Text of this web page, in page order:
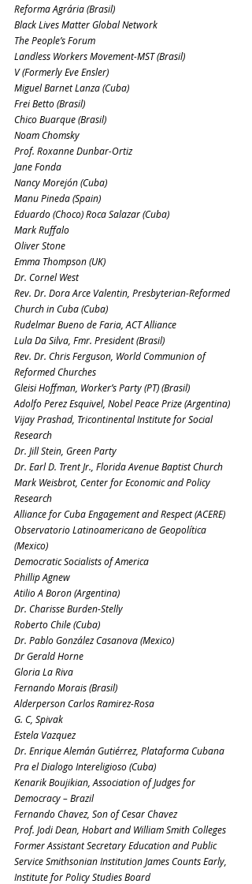
Reforma Agrária (Brasil)
Black Lives Matter Global Network
The People’s Forum
Landless Workers Movement-MST (Brasil)
V (Formerly Eve Ensler)
Miguel Barnet Lanza (Cuba)
Frei Betto (Brasil)
Chico Buarque (Brasil)
Noam Chomsky
Prof. Roxanne Dunbar-Ortiz
Jane Fonda
Nancy Morejón (Cuba)
Manu Pineda (Spain)
Eduardo (Choco) Roca Salazar (Cuba)
Mark Ruffalo
Oliver Stone
Emma Thompson (UK)
Dr. Cornel West
Rev. Dr. Dora Arce Valentin, Presbyterian-Reformed
Church in Cuba (Cuba)
Rudelmar Bueno de Faria, ACT Alliance
Lula Da Silva, Fmr. President (Brasil)
Rev. Dr. Chris Ferguson, World Communion of
Reformed Churches
Gleisi Hoffman, Worker’s Party (PT) (Brasil)
Adolfo Perez Esquivel, Nobel Peace Prize (Argentina)
Vijay Prashad, Tricontinental Institute for Social
Research
Dr. Jill Stein, Green Party
Dr. Earl D. Trent Jr., Florida Avenue Baptist Church
Mark Weisbrot, Center for Economic and Policy
Research
Alliance for Cuba Engagement and Respect (ACERE)
Observatorio Latinoamericano de Geopolítica
(Mexico)
Democratic Socialists of America
Phillip Agnew
Atilio A Boron (Argentina)
Dr. Charisse Burden-Stelly
Roberto Chile (Cuba)
Dr. Pablo González Casanova (Mexico)
Dr Gerald Horne
Gloria La Riva
Fernando Morais (Brasil)
Alderperson Carlos Ramirez-Rosa
G. C, Spivak
Estela Vazquez
Dr. Enrique Alemán Gutiérrez, Plataforma Cubana
Pra el Dialogo Intereligioso (Cuba)
Kenarik Boujikian, Association of Judges for
Democracy – Brazil
Fernando Chavez, Son of Cesar Chavez
Prof. Jodi Dean, Hobart and William Smith Colleges
Former Assistant Secretary Education and Public
Service Smithsonian Institution James Counts Early,
Institute for Policy Studies Board